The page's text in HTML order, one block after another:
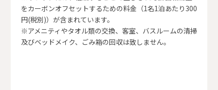
をカーボンオフセットするための料金（1名1泊あたり300
円(税別)）が含まれています。
※アメニティやタオル類の交換、客室、バスルームの清掃
及びベッドメイク、ごみ箱の回収は致しません。